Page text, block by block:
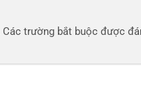
Các trường bắt buộc được